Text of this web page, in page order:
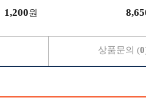
1,200원
상품문의 (0